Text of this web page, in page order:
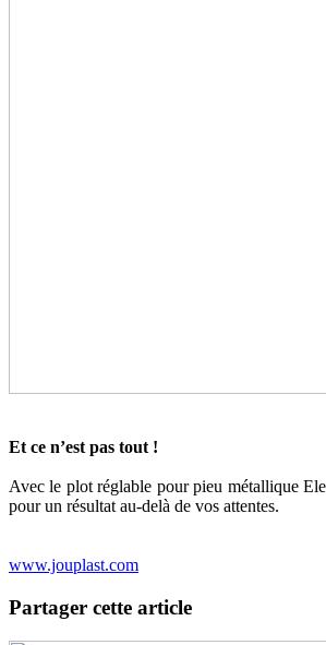
Et ce n’est pas tout !
Avec le plot réglable pour pieu métallique
pour un résultat au-delà de vos attentes.
www.jouplast.com
Partager cette article